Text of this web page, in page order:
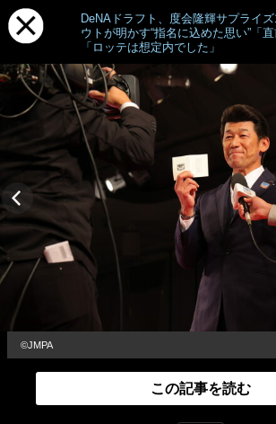
DeNAドラフト、度会隆輝サプライ
ウトが明かす“指名に込めた思い”「
「ロッテは想定内でした」
©JMPA
この記事を読む